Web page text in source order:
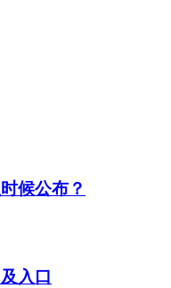
候公布？
入口